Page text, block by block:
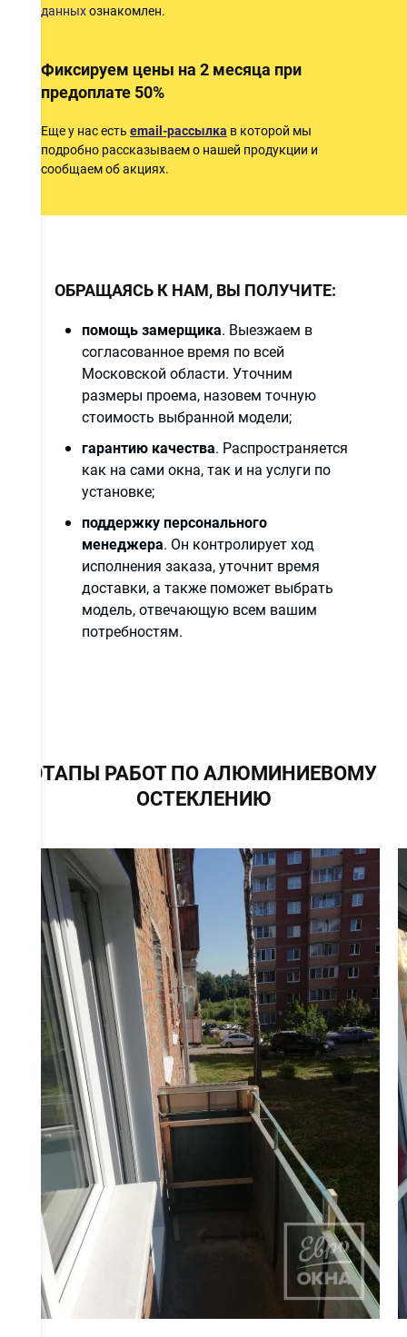
данныхознакомлен.
Фиксируем цены на 2 месяца при
предоплате 50%
Еще у нас есть email-рассылка в которой мы
подробно рассказываем о нашей продукции и
сообщаем об акциях.
ОБРАЩАЯСЬ К НАМ, ВЫ ПОЛУЧИТЕ:
помощь замерщика. Выезжаем в
согласованное время по всей
Московской области. Уточним
размеры проема, назовем точную
стоимость выбранной модели;
гарантию качества. Распространяется
как на сами окна, так и на услуги по
установке;
поддержку персонального
менеджера. Он контролирует ход
исполнения заказа, уточнит время
доставки, а также поможет выбрать
модель, отвечающую всем вашим
потребностям.
ЭТАПЫ РАБОТ ПО АЛЮМИНИЕВОМУ
ОСТЕКЛЕНИЮ